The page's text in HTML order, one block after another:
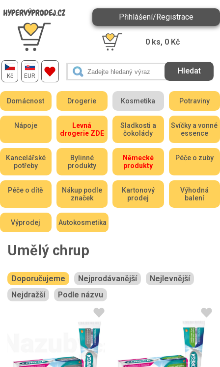
Kč EUR
Přihlášení/Registrace
0 ks, 0 Kč
Domácnost Drogerie Kosmetika Potraviny
Nápoje
Levná
drogerie ZDE
Sladkosti a
čokolády
Svíčky a vonné
essence
Kancelářské
potřeby
Bylinné
produkty
Německé
produkty
Péče o zuby
Péče o dítě
Nákup podle
značek
Kartonový
prodej
Výhodná
balení
Výprodej Autokosmetika
Umělý chrup
Doporučujeme Nejprodávanější
Nejlevnější
Nejdražší
Podle názvu